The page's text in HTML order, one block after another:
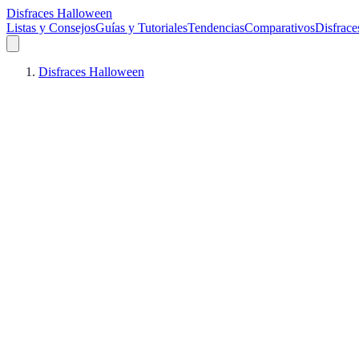
Disfraces Halloween
Listas y ConsejosGuías y TutorialesTendenciasComparativos
Disfraces Halloween